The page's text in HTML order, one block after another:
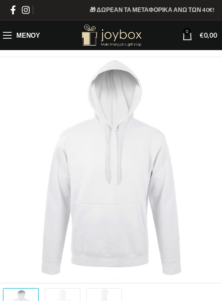
🎁 ΔΩΡΕΑΝ ΤΑ ΜΕΤΑΦΟΡΙΚΑ ΑΝΩ ΤΩΝ 40€!
ΜΕΝΟΎ 0 €0,00